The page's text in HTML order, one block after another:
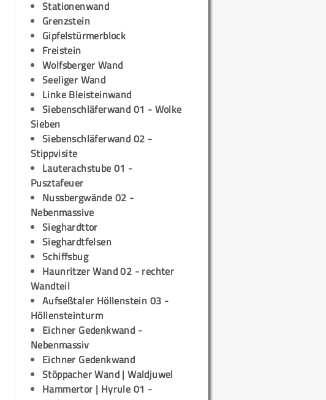
Stationenwand
Grenzstein
Gipfelstürmerblock
Freistein
Wolfsberger Wand
Seeliger Wand
Linke Bleisteinwand
Siebenschläferwand 01 - Wolke
Sieben
Siebenschläferwand 02 -
Stippvisite
Lauterachstube 01 -
Pusztafeuer
Nussbergwände 02 -
Nebenmassive
Sieghardttor
Sieghardtfelsen
Schiffsbug
Haunritzer Wand 02 - rechter
Wandteil
Aufseßtaler Höllenstein 03 -
Höllensteinturm
Eichner Gedenkwand -
Nebenmassiv
Eichner Gedenkwand
Stöppacher Wand | Waldjuwel
Hammertor | Hyrule 01 -